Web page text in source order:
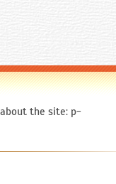
the site: p-